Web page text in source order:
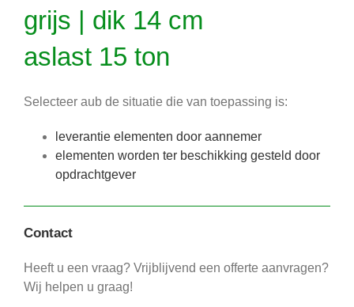
grijs | dik 14 cm
aslast 15 ton
Selecteer aub de situatie die van toepassing is:
leverantie elementen door aannemer
elementen worden ter beschikking gesteld door
opdrachtgever
Contact
Heeft u een vraag? Vrijblijvend een offerte aanvragen?
Wij helpen u graag!